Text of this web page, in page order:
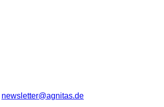
newsletter@agnitas.de